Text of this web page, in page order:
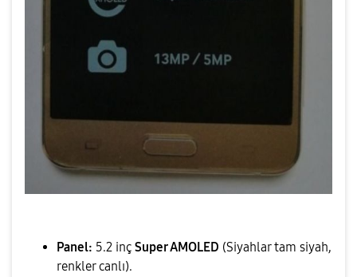
Panel: 5.2 inç Super AMOLED (Siyahlar tam siyah,
renkler canlı).